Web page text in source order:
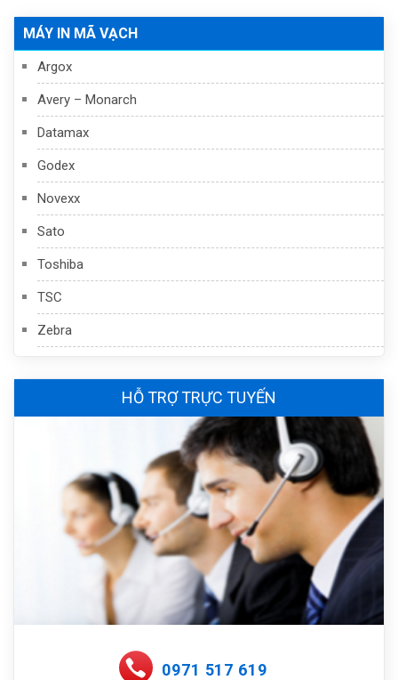
MÁY IN MÃ VẠCH
Argox
Avery – Monarch
Datamax
Godex
Novexx
Sato
Toshiba
TSC
Zebra
HỖ TRỢ TRỰC TUYẾN
0971 517 619